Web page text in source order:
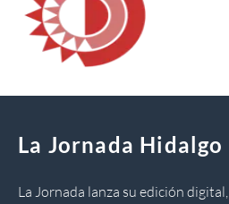
La Jornada Hidalgo
La Jornada lanza su edición